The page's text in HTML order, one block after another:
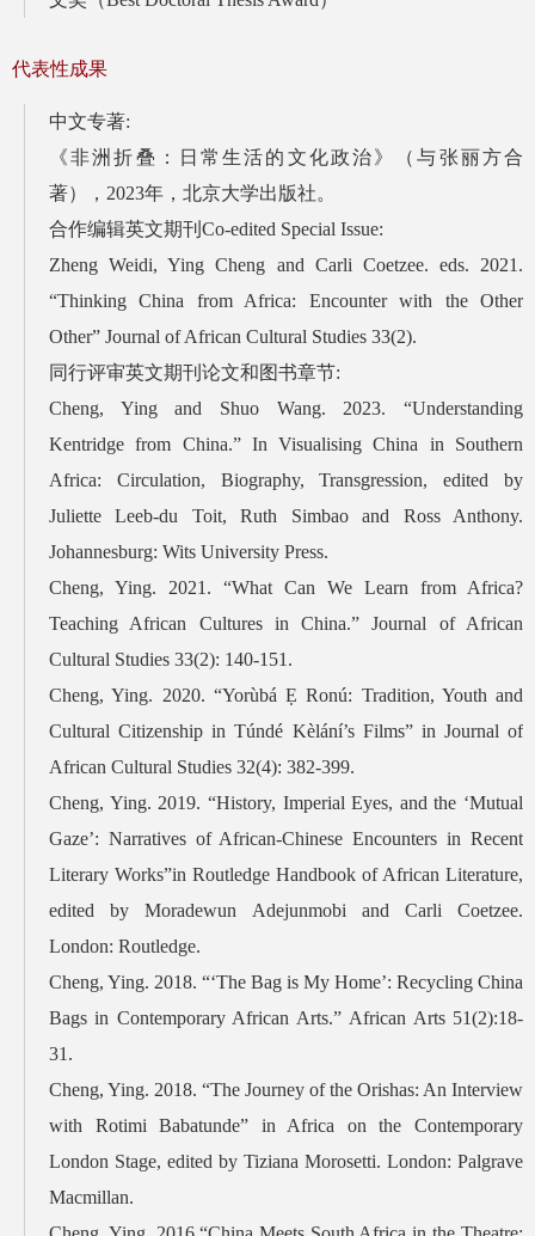
代表性成果
中文专著:
《非洲折叠：日常生活的文化政治》（与张丽方合
著），2023年，北京大学出版社。
合作编辑英文期刊Co-edited Special Issue:
Zheng Weidi, Ying Cheng and Carli Coetzee. eds. 2021.
“Thinking China from Africa: Encounter with the Other
Other” Journal of African Cultural Studies 33(2).
同行评审英文期刊论文和图书章节:
Cheng, Ying and Shuo Wang. 2023. “Understanding
Kentridge from China.” In Visualising China in Southern
Africa: Circulation, Biography, Transgression, edited by
Juliette Leeb-du Toit, Ruth Simbao and Ross Anthony.
Johannesburg: Wits University Press.
Cheng, Ying. 2021. “What Can We Learn from Africa?
Teaching African Cultures in China.” Journal of African
Cultural Studies 33(2): 140-151.
Cheng, Ying. 2020. “Yorùbá Ẹ Ronú: Tradition, Youth and
Cultural Citizenship in Túndé Kèlání’s Films” in Journal of
African Cultural Studies 32(4): 382-399.
Cheng, Ying. 2019. “History, Imperial Eyes, and the ‘Mutual
Gaze’: Narratives of African-Chinese Encounters in Recent
Literary Works”in Routledge Handbook of African Literature,
edited by Moradewun Adejunmobi and Carli Coetzee.
London: Routledge.
Cheng, Ying. 2018. “‘The Bag is My Home’: Recycling China
Bags in Contemporary African Arts.” African Arts 51(2):18-
31.
Cheng, Ying. 2018. “The Journey of the Orishas: An Interview
with Rotimi Babatunde” in Africa on the Contemporary
London Stage, edited by Tiziana Morosetti. London: Palgrave
Macmillan.